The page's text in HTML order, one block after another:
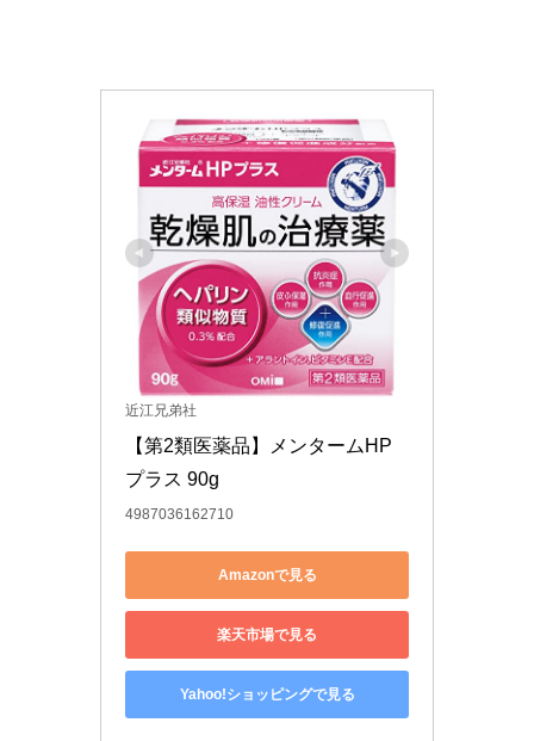
近江兄弟社
【第2類医薬品】メンタームHP
プラス 90g
4987036162710
Amazonで見る
楽天市場で見る
Yahoo!ショッピングで見る